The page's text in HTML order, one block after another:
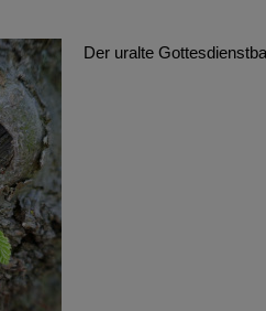
Der uralte